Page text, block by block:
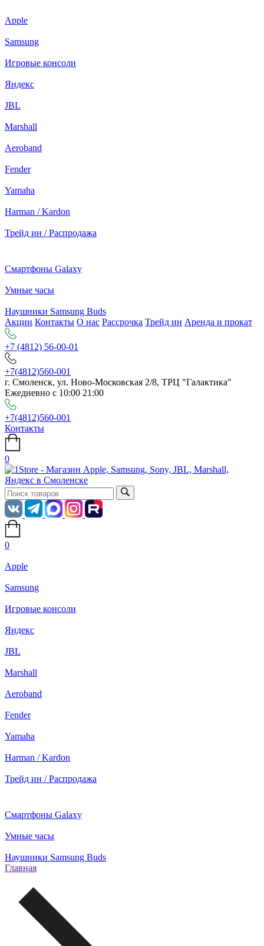
Apple
Samsung
Игровые консоли
Яндекс
JBL
Marshall
Aeroband
Fender
Yamaha
Harman / Kardon
Трейд ин / Распродажа
Смартфоны Galaxy
Умные часы
Наушники Samsung Buds
Акции Контакты О нас Рассрочка Трейд ин Аренда и прокат
+7 (4812) 56-00-01
+7(4812)560-001
г. Смоленск, ул. Ново-Московская 2/8, ТРЦ "Галактика"
Ежедневно с 10:00 21:00
+7(4812)560-001
Контакты
0
0
Apple
Samsung
Игровые консоли
Яндекс
JBL
Marshall
Aeroband
Fender
Yamaha
Harman / Kardon
Трейд ин / Распродажа
Смартфоны Galaxy
Умные часы
Наушники Samsung Buds
Главная